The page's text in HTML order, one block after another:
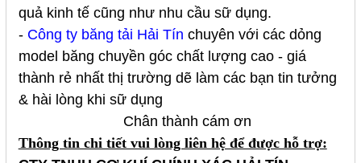
quả kinh tế cũng như nhu cầu sữ dụng.
- Công ty băng tải Hải Tín chuyên với các dỏng
model băng chuyền góc chất lượng cao - giá
thành rẻ nhất thị trường dẽ làm các bạn tin tưởng
& hài lòng khi sữ dụng
Chân thành cám ơn
Thông tin chi tiết vui lòng liên hệ để được hỗ trợ: